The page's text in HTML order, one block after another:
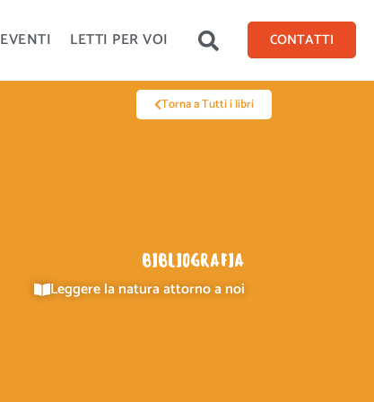
EVENTI LETTI PER VOI CONTATTI
Torna a Tutti i libri
BIBLIOGRAFIA
Leggere la natura attorno a noi